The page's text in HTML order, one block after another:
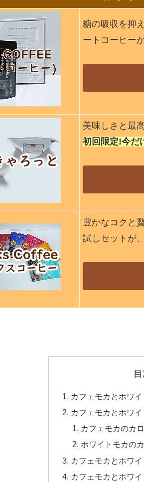
糖の吸収を抑
ートコーヒー
美味しさと最
初回限定!今だ
豊かなコクと
試しセットが
カフェモカとホワ
カフェモカとホワ
カフェモカのカ
ホワイトモカの
カフェモカとホワ
カフェモカとホワ